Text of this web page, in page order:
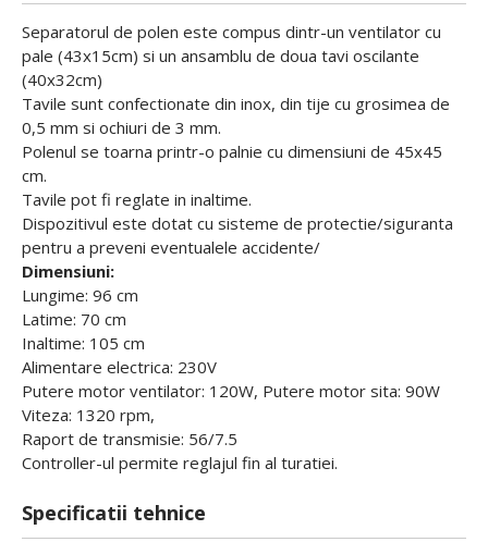
Separatorul de polen este compus dintr-un ventilator cu
pale (43x15cm) si un ansamblu de doua tavi oscilante
(40x32cm)
Tavile sunt confectionate din inox, din tije cu grosimea de
0,5 mm si ochiuri de 3 mm.
Polenul se toarna printr-o palnie cu dimensiuni de 45x45
cm.
Tavile pot fi reglate in inaltime.
Dispozitivul este dotat cu sisteme de protectie/siguranta
pentru a preveni eventualele accidente/
Dimensiuni:
Lungime: 96 cm
Latime: 70 cm
Inaltime: 105 cm
Alimentare electrica: 230V
Putere motor ventilator: 120W, Putere motor sita: 90W
Viteza: 1320 rpm,
Raport de transmisie: 56/7.5
Controller-ul permite reglajul fin al turatiei.
Specificatii tehnice